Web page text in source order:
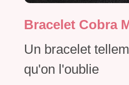
Bracelet Cobra
Un bracelet
qu'on l'oublie